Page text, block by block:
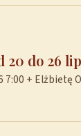
20 do 26
+ Elżbietę